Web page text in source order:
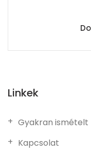
Linkek
Gyakran ismételt
Kapcsolat